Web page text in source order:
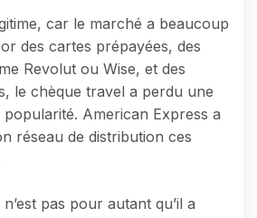
car le marché a beaucoup
des cartes prépayées, des
Revolut ou Wise, et des
le chèque travel a perdu une
American Express a
réseau de distribution ces
pas pour autant qu’il a